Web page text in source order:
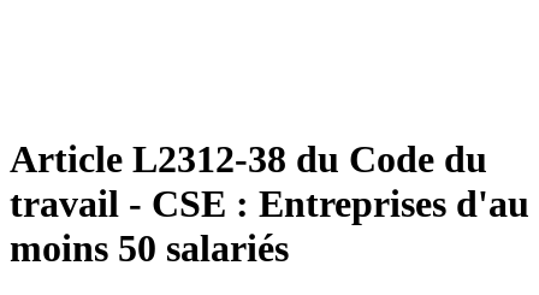
Article L2312-38 du Code du
travail - CSE : Entreprises d'au
moins 50 salariés